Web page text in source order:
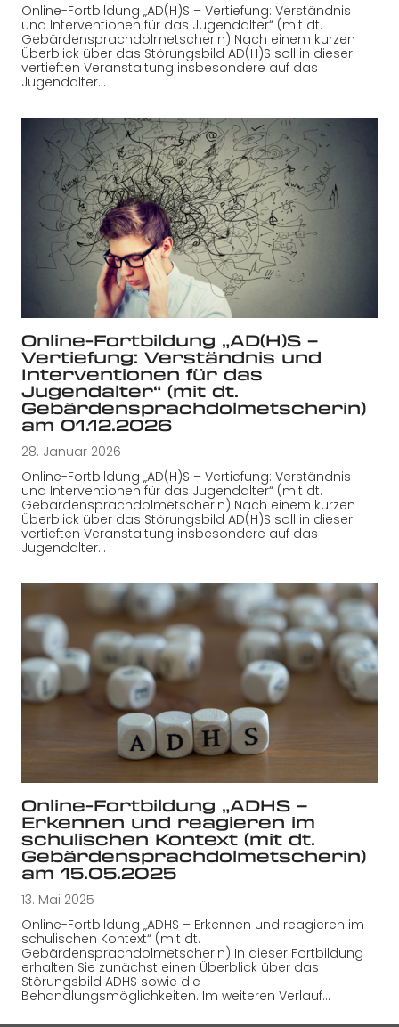
Online-Fortbildung „AD(H)S – Vertiefung: Verständnis
und Interventionen für das Jugendalter“ (mit dt.
Gebärdensprachdolmetscherin) Nach einem kurzen
Überblick über das Störungsbild AD(H)S soll in dieser
vertieften Veranstaltung insbesondere auf das
Jugendalter…
Online-Fortbildung „AD(H)S –
Vertiefung: Verständnis und
Interventionen für das
Jugendalter“ (mit dt.
Gebärdensprachdolmetscherin)
am 01.12.2026
28. Januar 2026
Online-Fortbildung „AD(H)S – Vertiefung: Verständnis
und Interventionen für das Jugendalter“ (mit dt.
Gebärdensprachdolmetscherin) Nach einem kurzen
Überblick über das Störungsbild AD(H)S soll in dieser
vertieften Veranstaltung insbesondere auf das
Jugendalter…
Online-Fortbildung „ADHS –
Erkennen und reagieren im
schulischen Kontext (mit dt.
Gebärdensprachdolmetscherin)
am 15.05.2025
13. Mai 2025
Online-Fortbildung „ADHS – Erkennen und reagieren im
schulischen Kontext“ (mit dt.
Gebärdensprachdolmetscherin) In dieser Fortbildung
erhalten Sie zunächst einen Überblick über das
Störungsbild ADHS sowie die
Behandlungsmöglichkeiten. Im weiteren Verlauf…